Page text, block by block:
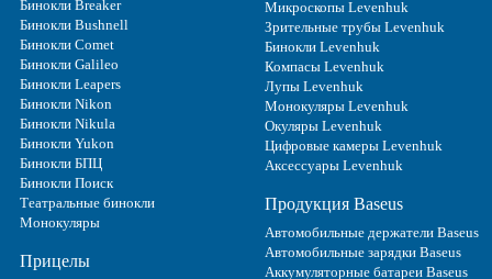
Бинокли Breaker
Бинокли Bushnell
Бинокли Comet
Бинокли Galileo
Бинокли Leapers
Бинокли Nikon
Бинокли Nikula
Бинокли Yukon
Бинокли БПЦ
Бинокли Поиск
Театральные бинокли
Монокуляры
Прицелы
Микроскопы Levenhuk
Зрительные трубы Levenhuk
Бинокли Levenhuk
Компасы Levenhuk
Лупы Levenhuk
Монокуляры Levenhuk
Окуляры Levenhuk
Цифровые камеры Levenhuk
Аксессуары Levenhuk
Продукция Baseus
Автомобильные держатели Baseus
Автомобильные зарядки Baseus
Аккумуляторные батареи Baseus